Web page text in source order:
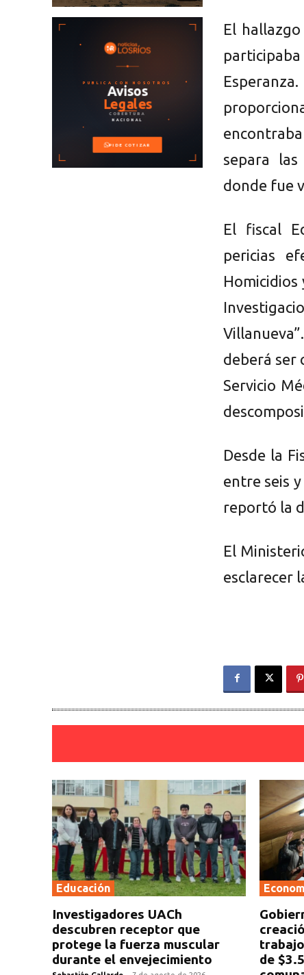
El
separa
donde fue
El fiscal
pericias
deberá ser
Servicio
Desde la
entre seis
reportó la
El
esclarecer
Educación
Investigadores UACh
descubren receptor que
protege la fuerza muscular
durante el envejecimiento
de